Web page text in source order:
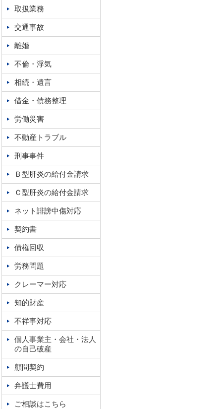
取扱業務
交通事故
離婚
不倫・浮気
相続・遺言
借金・債務整理
労働災害
不動産トラブル
刑事事件
Ｂ型肝炎の給付金請求
Ｃ型肝炎の給付金請求
ネット誹謗中傷対応
契約書
債権回収
労務問題
クレーマー対応
知的財産
不祥事対応
個人事業主・会社・法人
の自己破産
顧問契約
弁護士費用
ご相談はこちら